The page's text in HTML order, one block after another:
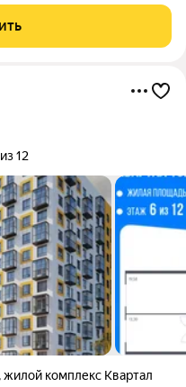
12
,жилой комплекс Квартал